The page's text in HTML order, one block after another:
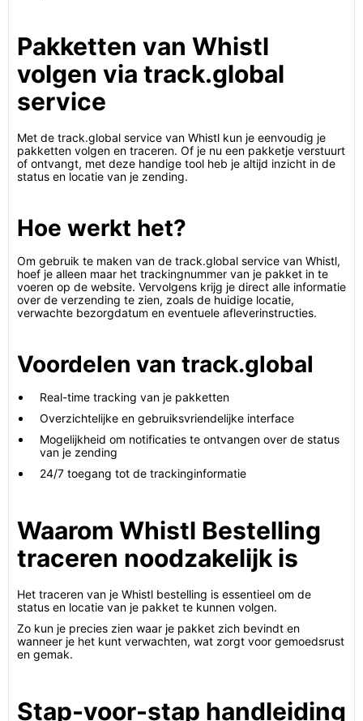
Pakketten van Whistl
volgen via track.global
service
Met de track.global service van Whistl kun je eenvoudig je
pakketten volgen en traceren. Of je nu een pakketje verstuurt
of ontvangt, met deze handige tool heb je altijd inzicht in de
status en locatie van je zending.
Hoe werkt het?
Om gebruik te maken van de track.global service van Whistl,
hoef je alleen maar het trackingnummer van je pakket in te
voeren op de website. Vervolgens krijg je direct alle informatie
over de verzending te zien, zoals de huidige locatie,
verwachte bezorgdatum en eventuele afleverinstructies.
Voordelen van track.global
Real-time tracking van je pakketten
Overzichtelijke en gebruiksvriendelijke interface
Mogelijkheid om notificaties te ontvangen over de status
van je zending
24/7 toegang tot de trackinginformatie
Waarom Whistl Bestelling
traceren noodzakelijk is
Het traceren van je Whistl bestelling is essentieel om de
status en locatie van je pakket te kunnen volgen.
Zo kun je precies zien waar je pakket zich bevindt en
wanneer je het kunt verwachten, wat zorgt voor gemoedsrust
en gemak.
Stap-voor-stap handleiding